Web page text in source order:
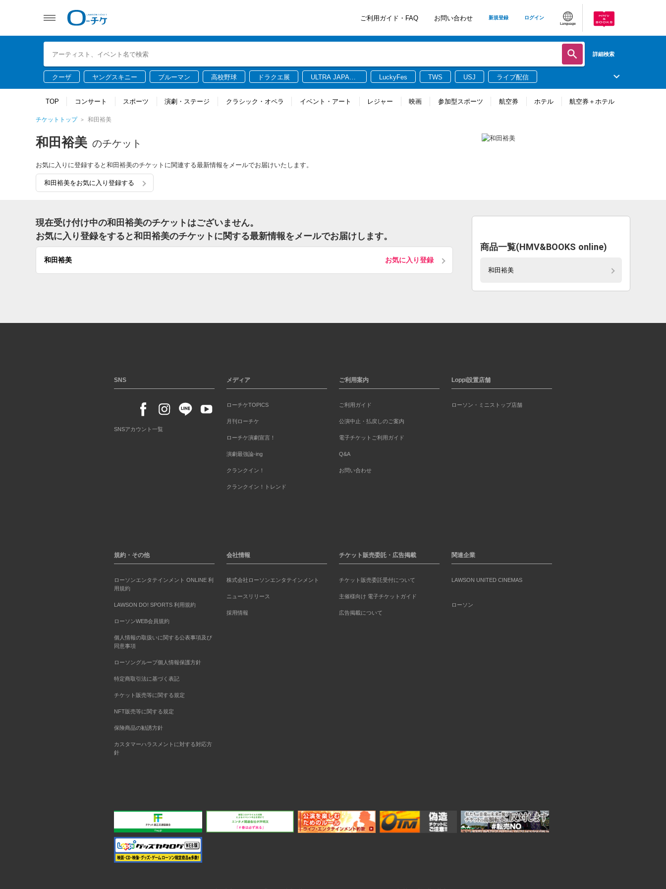
ご利用ガイド・FAQ お問い合わせ 新規登録 ログイン
Language
詳細検索
クーザ ヤングスキニー ブルーマン 高校野球 ドラクエ展
ULTRA JAPAN
LuckyFes TWS USJ ライブ配信
TOP コンサート スポーツ 演劇・ステージ クラシック・オペラ イベント・アート レジャー 映画 参加型スポーツ 航空券 ホテル 航空券＋ホテル
チケットトップ 和田裕美
和田裕美 のチケット
お気に入りに登録すると和田裕美のチケットに関連する最新情報をメールでお届けいたします。
和田裕美をお気に入り登録する
現在受け付け中の和田裕美のチケットはございません。
お気に入り登録をすると和田裕美のチケットに関する最新情報をメールでお届けします。
和田裕美 お気に入り登録
商品一覧(HMV&BOOKS online)
和田裕美
SNS
SNSアカウント一覧
メディア
ローチケTOPICS
月刊ローチケ
ローチケ演劇宣言！
演劇最強論-ing
クランクイン！
クランクイン！トレンド
ご利用案内
ご利用ガイド
公演中止・払戻しのご案内
電子チケットご利用ガイド
Q&A
お問い合わせ
Loppi設置店舗
ローソン・ミニストップ店舗
規約・その他
ローソンエンタテインメント ONLINE 利
用規約
LAWSON DO! SPORTS 利用規約
ローソンWEB会員規約
個人情報の取扱いに関する公表事項及び
同意事項
ローソングループ個人情報保護方針
特定商取引法に基づく表記
チケット販売等に関する規定
NFT販売等に関する規定
保険商品の勧誘方針
カスタマーハラスメントに対する対応方
針
会社情報
株式会社ローソンエンタテインメント
ニュースリリース
採用情報
チケット販売委託・広告掲載
チケット販売委託受付について
主催様向け 電子チケットガイド
広告掲載について
関連企業
LAWSON UNITED CINEMAS
ローソン